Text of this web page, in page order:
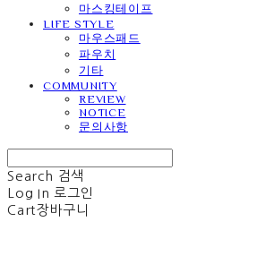
마스킹테이프
LIFE STYLE
마우스패드
파우치
기타
COMMUNITY
REVIEW
NOTICE
문의사항
Search 검색
Log In 로그인
Cart장바구니